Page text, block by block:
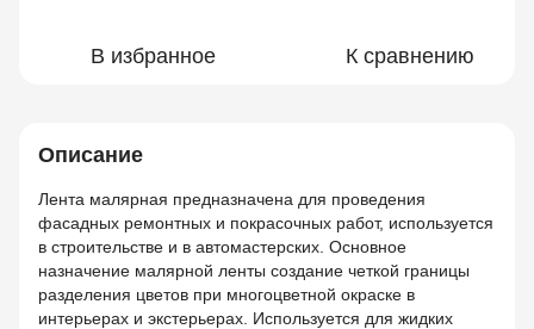
В избранное К сравнению
Описание
Лента малярная предназначена для проведения
фасадных ремонтных и покрасочных работ, используется
в строительстве и в автомастерских. Основное
назначение малярной ленты создание четкой границы
разделения цветов при многоцветной окраске в
интерьерах и экстерьерах. Используется для жидких